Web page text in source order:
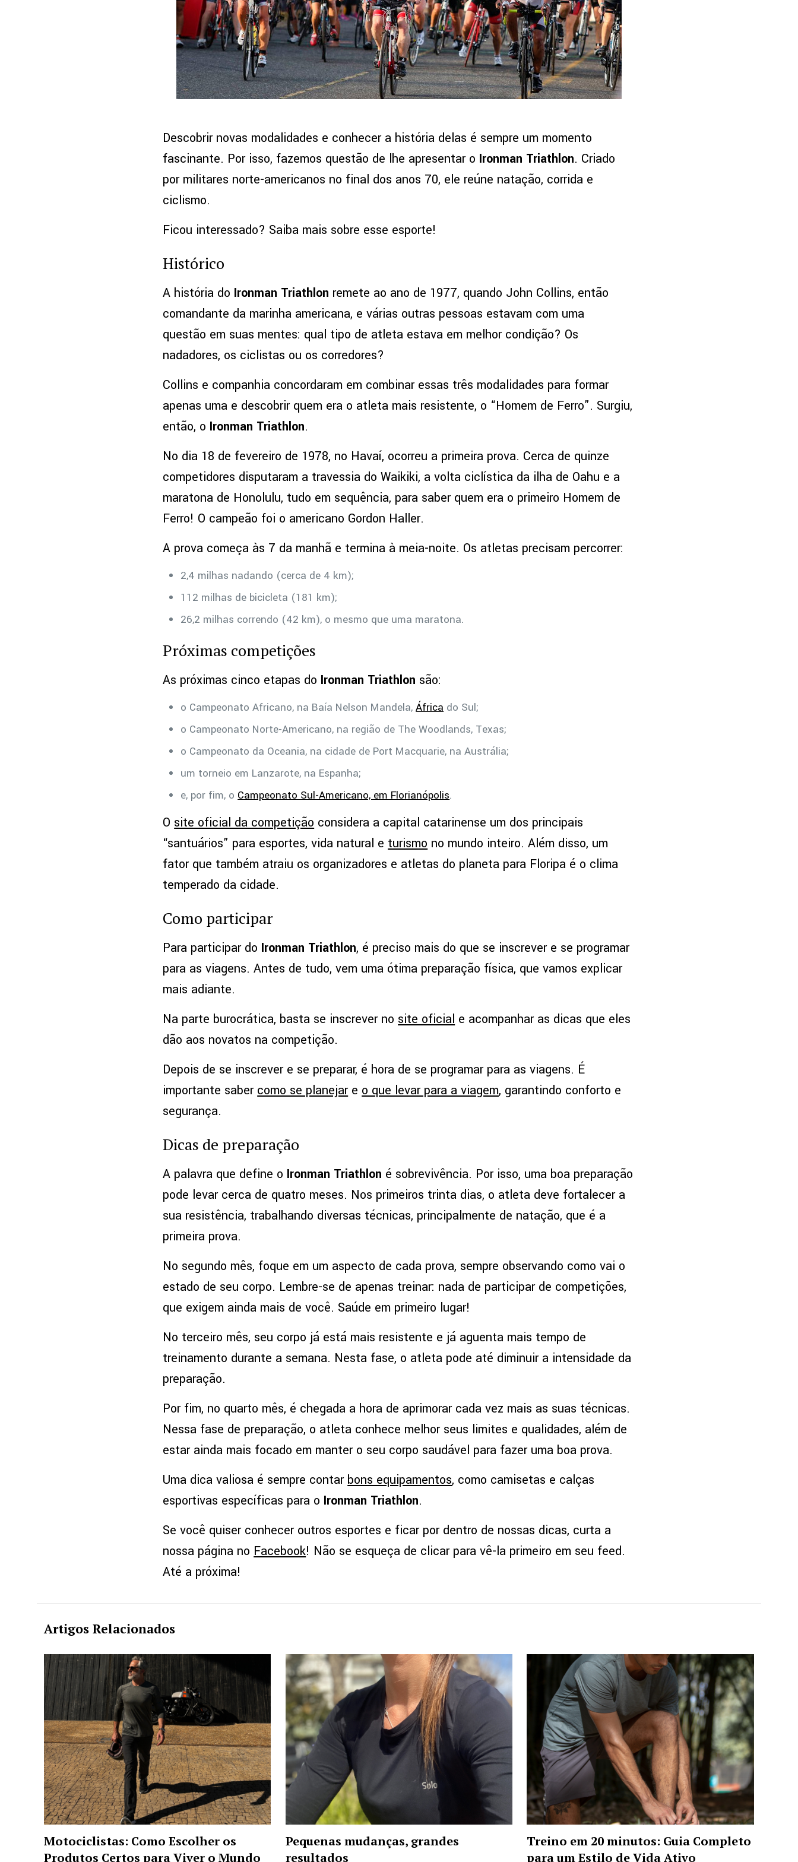
Descobrir novas modalidades e conhecer a história delas é sempre um momento
fascinante. Por isso, fazemos questão de lhe apresentar o Ironman Triathlon. Criado
por militares norte-americanos no final dos anos 70, ele reúne natação, corrida e
ciclismo.
Ficou interessado? Saiba mais sobre esse esporte!
Histórico
A história do Ironman Triathlon remete ao ano de 1977, quando John Collins, então
comandante da marinha americana, e várias outras pessoas estavam com uma
questão em suas mentes: qual tipo de atleta estava em melhor condição? Os
nadadores, os ciclistas ou os corredores?
Collins e companhia concordaram em combinar essas três modalidades para formar
apenas uma e descobrir quem era o atleta mais resistente, o “Homem de Ferro”. Surgiu,
então, o Ironman Triathlon.
No dia 18 de fevereiro de 1978, no Havaí, ocorreu a primeira prova. Cerca de quinze
competidores disputaram a travessia do Waikiki, a volta ciclística da ilha de Oahu e a
maratona de Honolulu, tudo em sequência, para saber quem era o primeiro Homem de
Ferro! O campeão foi o americano Gordon Haller.
A prova começa às 7 da manhã e termina à meia-noite. Os atletas precisam percorrer:
2,4 milhas nadando (cerca de 4 km);
112 milhas de bicicleta (181 km);
26,2 milhas correndo (42 km), o mesmo que uma maratona.
Próximas competições
As próximas cinco etapas do Ironman Triathlon são:
o Campeonato Africano, na Baía Nelson Mandela,Áfricado Sul;
o Campeonato Norte-Americano, na região de The Woodlands, Texas;
o Campeonato da Oceania, na cidade de Port Macquarie, na Austrália;
um torneio em Lanzarote, na Espanha;
e, por fim, oCampeonato Sul-Americano, em Florianópolis.
O site oficial da competição considera a capital catarinense um dos principais
“santuários” para esportes, vida natural e turismo no mundo inteiro. Além disso, um
fator que também atraiu os organizadores e atletas do planeta para Floripa é o clima
temperado da cidade.
Como participar
Para participar do Ironman Triathlon, é preciso mais do que se inscrever e se programar
para as viagens. Antes de tudo, vem uma ótima preparação física, que vamos explicar
mais adiante.
Na parte burocrática, basta se inscrever no site oficial e acompanhar as dicas que eles
dão aos novatos na competição.
Depois de se inscrever e se preparar, é hora de se programar para as viagens. É
importante saber como se planejare o que levar para a viagem, garantindo conforto e
segurança.
Dicas de preparação
A palavra que define o Ironman Triathlon é sobrevivência. Por isso, uma boa preparação
pode levar cerca de quatro meses. Nos primeiros trinta dias, o atleta deve fortalecer a
sua resistência, trabalhando diversas técnicas, principalmente de natação, que é a
primeira prova.
No segundo mês, foque em um aspecto de cada prova, sempre observando como vai o
estado de seu corpo. Lembre-se de apenas treinar: nada de participar de competições,
que exigem ainda mais de você. Saúde em primeiro lugar!
No terceiro mês, seu corpo já está mais resistente e já aguenta mais tempo de
treinamento durante a semana. Nesta fase, o atleta pode até diminuir a intensidade da
preparação.
Por fim, no quarto mês, é chegada a hora de aprimorar cada vez mais as suas técnicas.
Nessa fase de preparação, o atleta conhece melhor seus limites e qualidades, além de
estar ainda mais focado em manter o seu corpo saudável para fazer uma boa prova.
Uma dica valiosa é sempre contar bons equipamentos, como camisetas e calças
esportivas específicas para o Ironman Triathlon.
Se você quiser conhecer outros esportes e ficar por dentro de nossas dicas, curta a
nossa página no Facebook! Não se esqueça de clicar para vê-la primeiro em seu feed.
Até a próxima!
Artigos Relacionados
Motociclistas: Como Escolher os
Produtos Certos para Viver o Mundo
Pequenas mudanças, grandes
resultados
Treino em 20 minutos: Guia Completo
para um Estilo de Vida Ativo